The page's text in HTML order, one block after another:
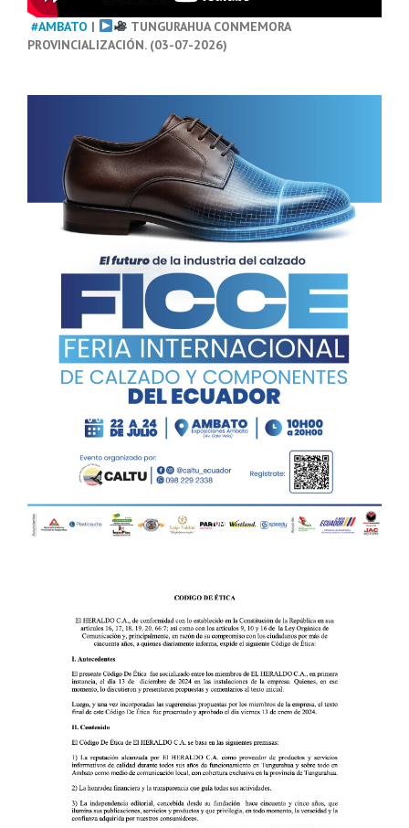
#AMBATO |
TUNGURAHUA CONMEMORA
PROVINCIALIZACIÓN. (03-07-2026)